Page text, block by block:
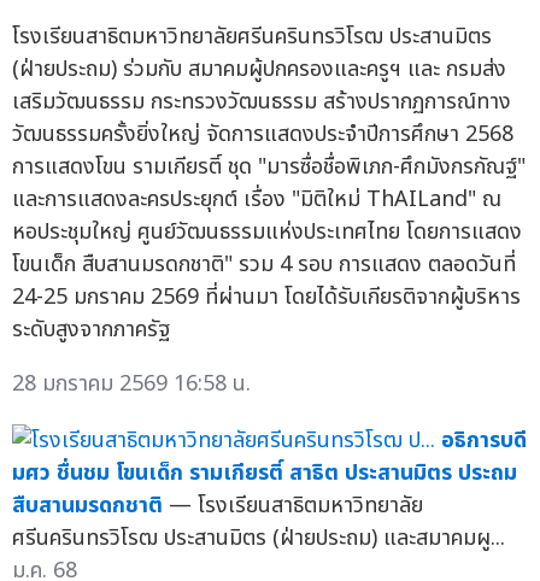
โรงเรียนสาธิตมหาวิทยาลัยศรีนครินทรวิโรฒ ประสานมิตร
(ฝ่ายประถม) ร่วมกับ สมาคมผู้ปกครองและครูฯ และ กรมส่ง
เสริมวัฒนธรรม กระทรวงวัฒนธรรม สร้างปรากฏการณ์ทาง
วัฒนธรรมครั้งยิ่งใหญ่ จัดการแสดงประจำปีการศึกษา 2568
การแสดงโขน รามเกียรติ์ ชุด "มารซื่อชื่อพิเภก-ศึกมังกรกัณฐ์"
และการแสดงละครประยุกต์ เรื่อง "มิติใหม่ ThAILand" ณ
หอประชุมใหญ่ ศูนย์วัฒนธรรมแห่งประเทศไทย โดยการแสดง
โขนเด็ก สืบสานมรดกชาติ" รวม 4 รอบ การแสดง ตลอดวันที่
24-25 มกราคม 2569 ที่ผ่านมา โดยได้รับเกียรติจากผู้บริหาร
ระดับสูงจากภาครัฐ
28 มกราคม 2569 16:58 น.
อธิการบดี
มศว ชื่นชม โขนเด็ก รามเกียรติ์ สาธิต ประสานมิตร ประถม
สืบสานมรดกชาติ — โรงเรียนสาธิตมหาวิทยาลัย
ศรีนครินทรวิโรฒ ประสานมิตร (ฝ่ายประถม) และสมาคมผู...
ม.ค. 68